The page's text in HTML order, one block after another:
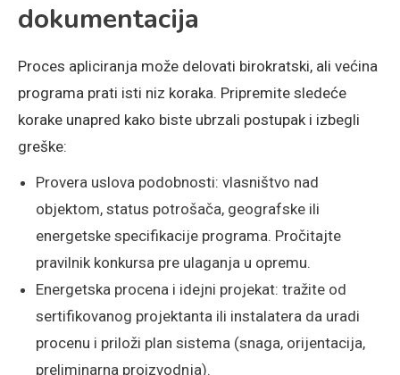
dokumentacija
Proces apliciranja može delovati birokratski, ali većina
programa prati isti niz koraka. Pripremite sledeće
korake unapred kako biste ubrzali postupak i izbegli
greške:
Provera uslova podobnosti: vlasništvo nad
objektom, status potrošača, geografske ili
energetske specifikacije programa. Pročitajte
pravilnik konkursa pre ulaganja u opremu.
Energetska procena i idejni projekat: tražite od
sertifikovanog projektanta ili instalatera da uradi
procenu i priloži plan sistema (snaga, orijentacija,
preliminarna proizvodnja).